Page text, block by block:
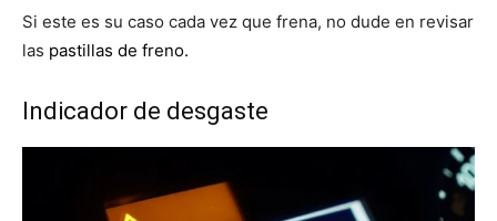
Si este es su caso cada vez que frena, no dude en revisar
las pastillas de freno.
Indicador de desgaste